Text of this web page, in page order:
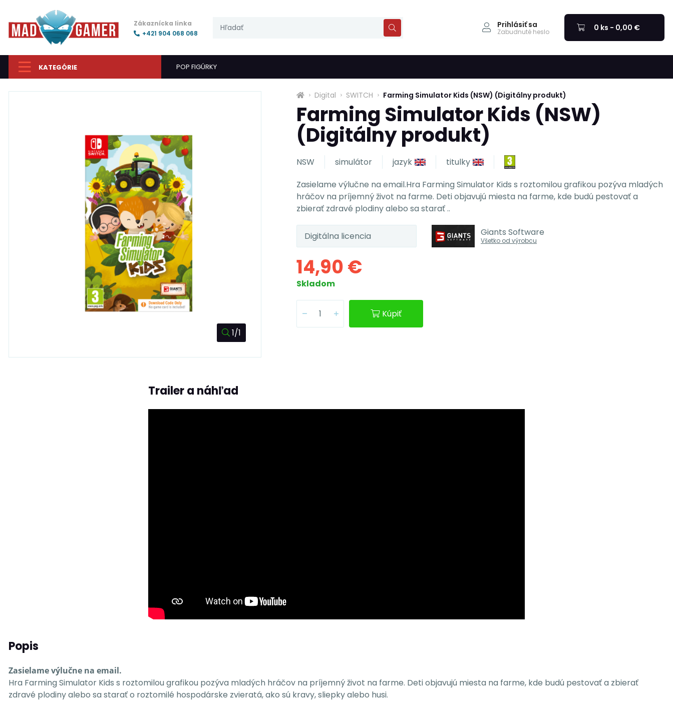
Zákaznícka linka
+421 904 068 068
Prihlásiť sa
Zabudnuté heslo 0 ks - 0,00 €
KATEGÓRIE POP FIGÚRKY
1/1
Digital SWITCH Farming Simulator Kids (NSW) (Digitálny produkt)
Farming Simulator Kids (NSW)
(Digitálny produkt)
NSW simulátor jazyk
titulky
Zasielame výlučne na email.Hra Farming Simulator Kids s roztomilou grafikou pozýva mladých
hráčov na príjemný život na farme. Deti objavujú miesta na farme, kde budú pestovať a
zbierať zdravé plodiny alebo sa starať ..
Digitálna licencia Giants Software
Všetko od výrobcu
14,90 €
Skladom
Kúpiť
Trailer a náhľad
Popis
Zasielame výlučne na email.
Hra Farming Simulator Kids s roztomilou grafikou pozýva mladých hráčov na príjemný život na farme. Deti objavujú miesta na farme, kde budú pestovať a zbierať
zdravé plodiny alebo sa starať o roztomilé hospodárske zvieratá, ako sú kravy, sliepky alebo husi.